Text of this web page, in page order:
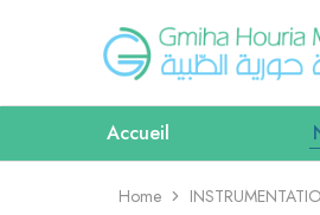
Gmiha
Houria
Gmiha
Houria
vente
et
matériel
Accueil
Home